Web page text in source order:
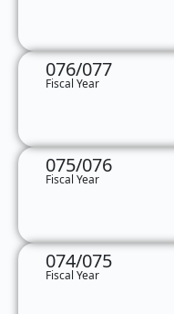
076/077
Fiscal Year
075/076
Fiscal Year
074/075
Fiscal Year